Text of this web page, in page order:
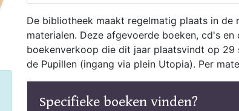
De bibliotheek maakt regelmatig plaats in
materialen. Deze afgevoerde boeken, cd's
boekenverkoop die dit jaar plaatsvindt op 29
de Pupillen (ingang via plein Utopia). Per
Specifieke boeken vinden?